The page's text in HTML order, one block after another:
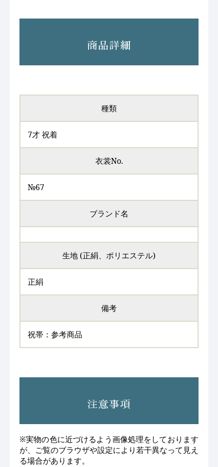
商品詳細
種類
7才 祝着
衣裳No.
№67
ブランド名
生地 (正絹、ポリエステル)
正絹
備考
祝帯：参考商品
注意事項
※実物の色に近づけるよう画像処理をしております
が、ご覧のブラウザや設定により若干異なって見え
る場合があります。